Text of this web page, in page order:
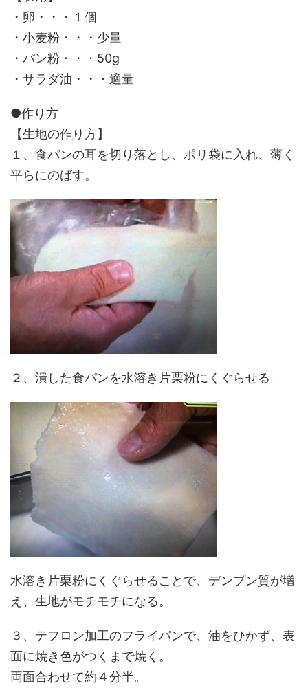
・卵・・・１個
・小麦粉・・・少量
・パン粉・・・50g
・サラダ油・・・適量
●作り方
【生地の作り方】
１、食パンの耳を切り落とし、ポリ袋に入れ、薄く
平らにのばす。
２、潰した食パンを水溶き片栗粉にくぐらせる。
水溶き片栗粉にくぐらせることで、デンプン質が増
え、生地がモチモチになる。
３、テフロン加工のフライパンで、油をひかず、表
面に焼き色がつくまで焼く。
両面合わせて約４分半。